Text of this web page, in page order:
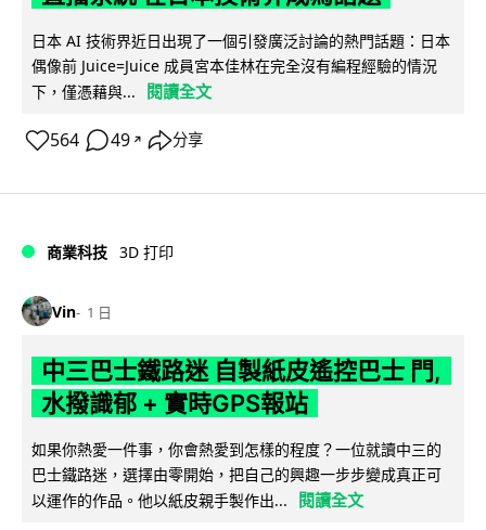
日本 AI 技術界近日出現了一個引發廣泛討論的熱門話題：日本
偶像前 Juice=Juice 成員宮本佳林在完全沒有編程經驗的情況
下，僅憑藉與...
閱讀全文
564 49 ↗ 分享
商業科技 3D 打印
Vin 1 日
中三巴士鐵路迷 自製紙皮遙控巴士 門,
水撥識郁 + 實時GPS報站
如果你熱愛一件事，你會熱愛到怎樣的程度？一位就讀中三的
巴士鐵路迷，選擇由零開始，把自己的興趣一步步變成真正可
以運作的作品。他以紙皮親手製作出...
閱讀全文